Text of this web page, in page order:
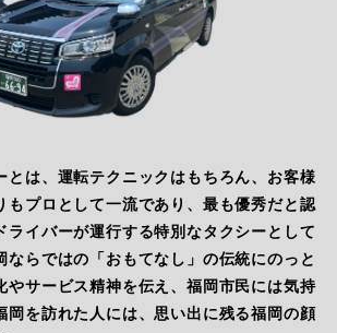
とは、運転テクニックはもちろん、お客様
もプロとして一流であり、最も優秀だと認
ライバーが運行する特別なタクシーとして
ならではの「おもてなし」の伝統にのっと
やサービス精神を伝え、福岡市民には気持
岡を訪れた人には、思い出に残る福岡の顔